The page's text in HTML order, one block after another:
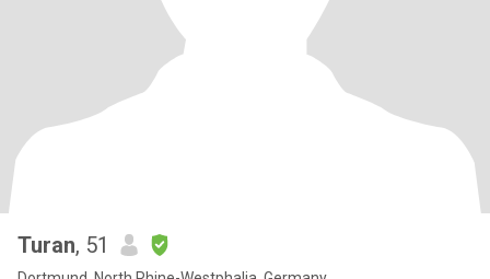
Turan, 51